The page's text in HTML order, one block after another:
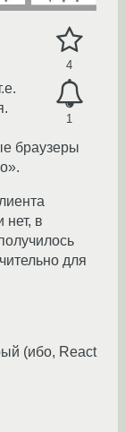
4
1
браузеры
нет, в
для
(ибо, React